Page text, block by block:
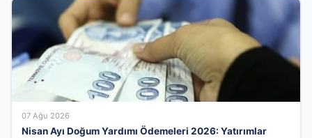
07 Ağu 2026
Nisan Ayı Doğum Yardımı Ödemeleri 2026: Yatırımlar